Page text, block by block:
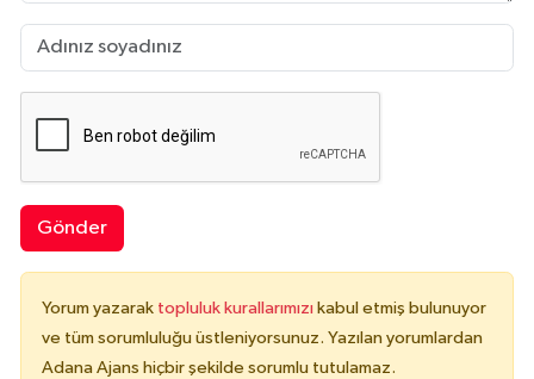
Gönder
Yorum yazarak topluluk kurallarımızı kabul etmiş bulunuyor
ve tüm sorumluluğu üstleniyorsunuz. Yazılan yorumlardan
Adana Ajans hiçbir şekilde sorumlu tutulamaz.